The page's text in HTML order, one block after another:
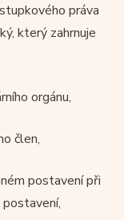
práva
který zahrnuje
orgánu,
člen,
postavení při